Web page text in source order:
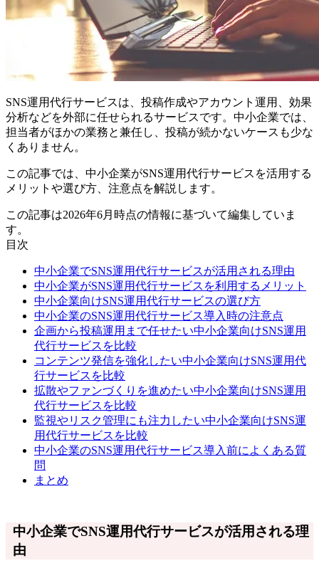
SNS運用代行サービスは、投稿作成やアカウント運用、効果
分析などを外部に任せられるサービスです。中小企業では、
担当者がほかの業務と兼任し、投稿が続かないケースも少な
くありません。
この記事では、中小企業がSNS運用代行サービスを活用する
メリットや選び方、注意点を解説します。
この記事は2026年6月時点の情報に基づいて編集していま
す。
目次
中小企業でSNS運用代行サービスが活用される理由
中小企業がSNS運用代行サービスを利用するメリット
中小企業向けSNS運用代行サービスの選び方
中小企業のSNS運用代行サービス導入時の注意点
企画から投稿運用まで任せたい中小企業向けSNS運用
代行サービスを比較
コンテンツ発信を強化したい中小企業向けSNS運用代
行サービスを比較
拡散やファンづくりを進めたい中小企業向けSNS運用
代行サービスを比較
監視やリスク管理にも注力したい中小企業向けSNS運
用代行サービスを比較
中小企業のSNS運用代行サービス導入前によくある質
問
まとめ
中小企業でSNS運用代行サービスが活用される理
由